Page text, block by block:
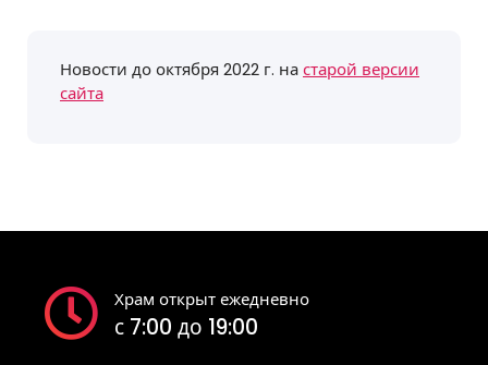
Новости до октября 2022 г. настарой версии
сайта
Храм открыт ежедневно
с 7:00 до 19:00